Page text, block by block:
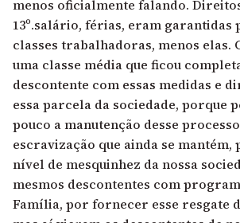
menos oficialmente falando.
13º.salário, férias, eram garantidas
classes trabalhadoras, menos elas.
uma classe média que ficou
descontente com essas medidas e
essa parcela da sociedade, porque
pouco a manutenção desse
escravização que ainda se mantém,
nível de mesquinhez da nossa
mesmos descontentes com
Família, por fornecer esse resgate